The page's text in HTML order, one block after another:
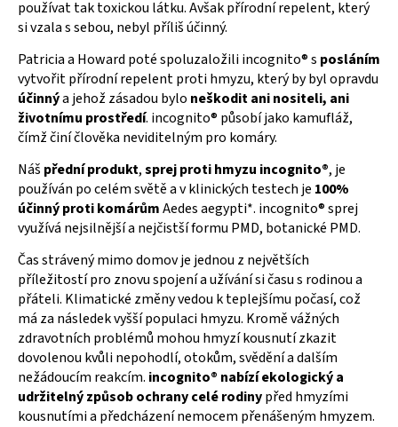
používat tak toxickou látku. Avšak přírodní repelent, který
si vzala s sebou, nebyl příliš účinný.
Patricia a Howard poté spoluzaložili incognito® s posláním
vytvořit přírodní repelent proti hmyzu, který by byl opravdu
účinnýa jehož zásadou bylo neškoditani nositeli, ani
životnímu prostředí. incognito® působí jako kamufláž,
čímž činí člověka neviditelným pro komáry.
Náš předníprodukt,sprej proti hmyzu incognito®, je
používán po celém světě a v klinických testech je 100%
účinnýprotikomárůmAedes aegypti*. incognito® sprej
využívá nejsilnější a nejčistší formu PMD, botanické PMD.
Čas strávený mimo domov je jednou z největších
příležitostí pro znovu spojení a užívání si času s rodinou a
přáteli. Klimatické změny vedou k teplejšímu počasí, což
má za následek vyšší populaci hmyzu. Kromě vážných
zdravotních problémů mohou hmyzí kousnutí zkazit
dovolenou kvůli nepohodlí, otokům, svědění a dalším
nežádoucím reakcím. incognito® nabízí ekologický a
udržitelný způsob ochrany celé rodinypřed hmyzími
kousnutími a předcházení nemocem přenášeným hmyzem.